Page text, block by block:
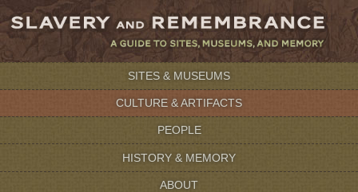
SITES & MUSEUMS
CULTURE & ARTIFACTS
PEOPLE
HISTORY & MEMORY
ABOUT